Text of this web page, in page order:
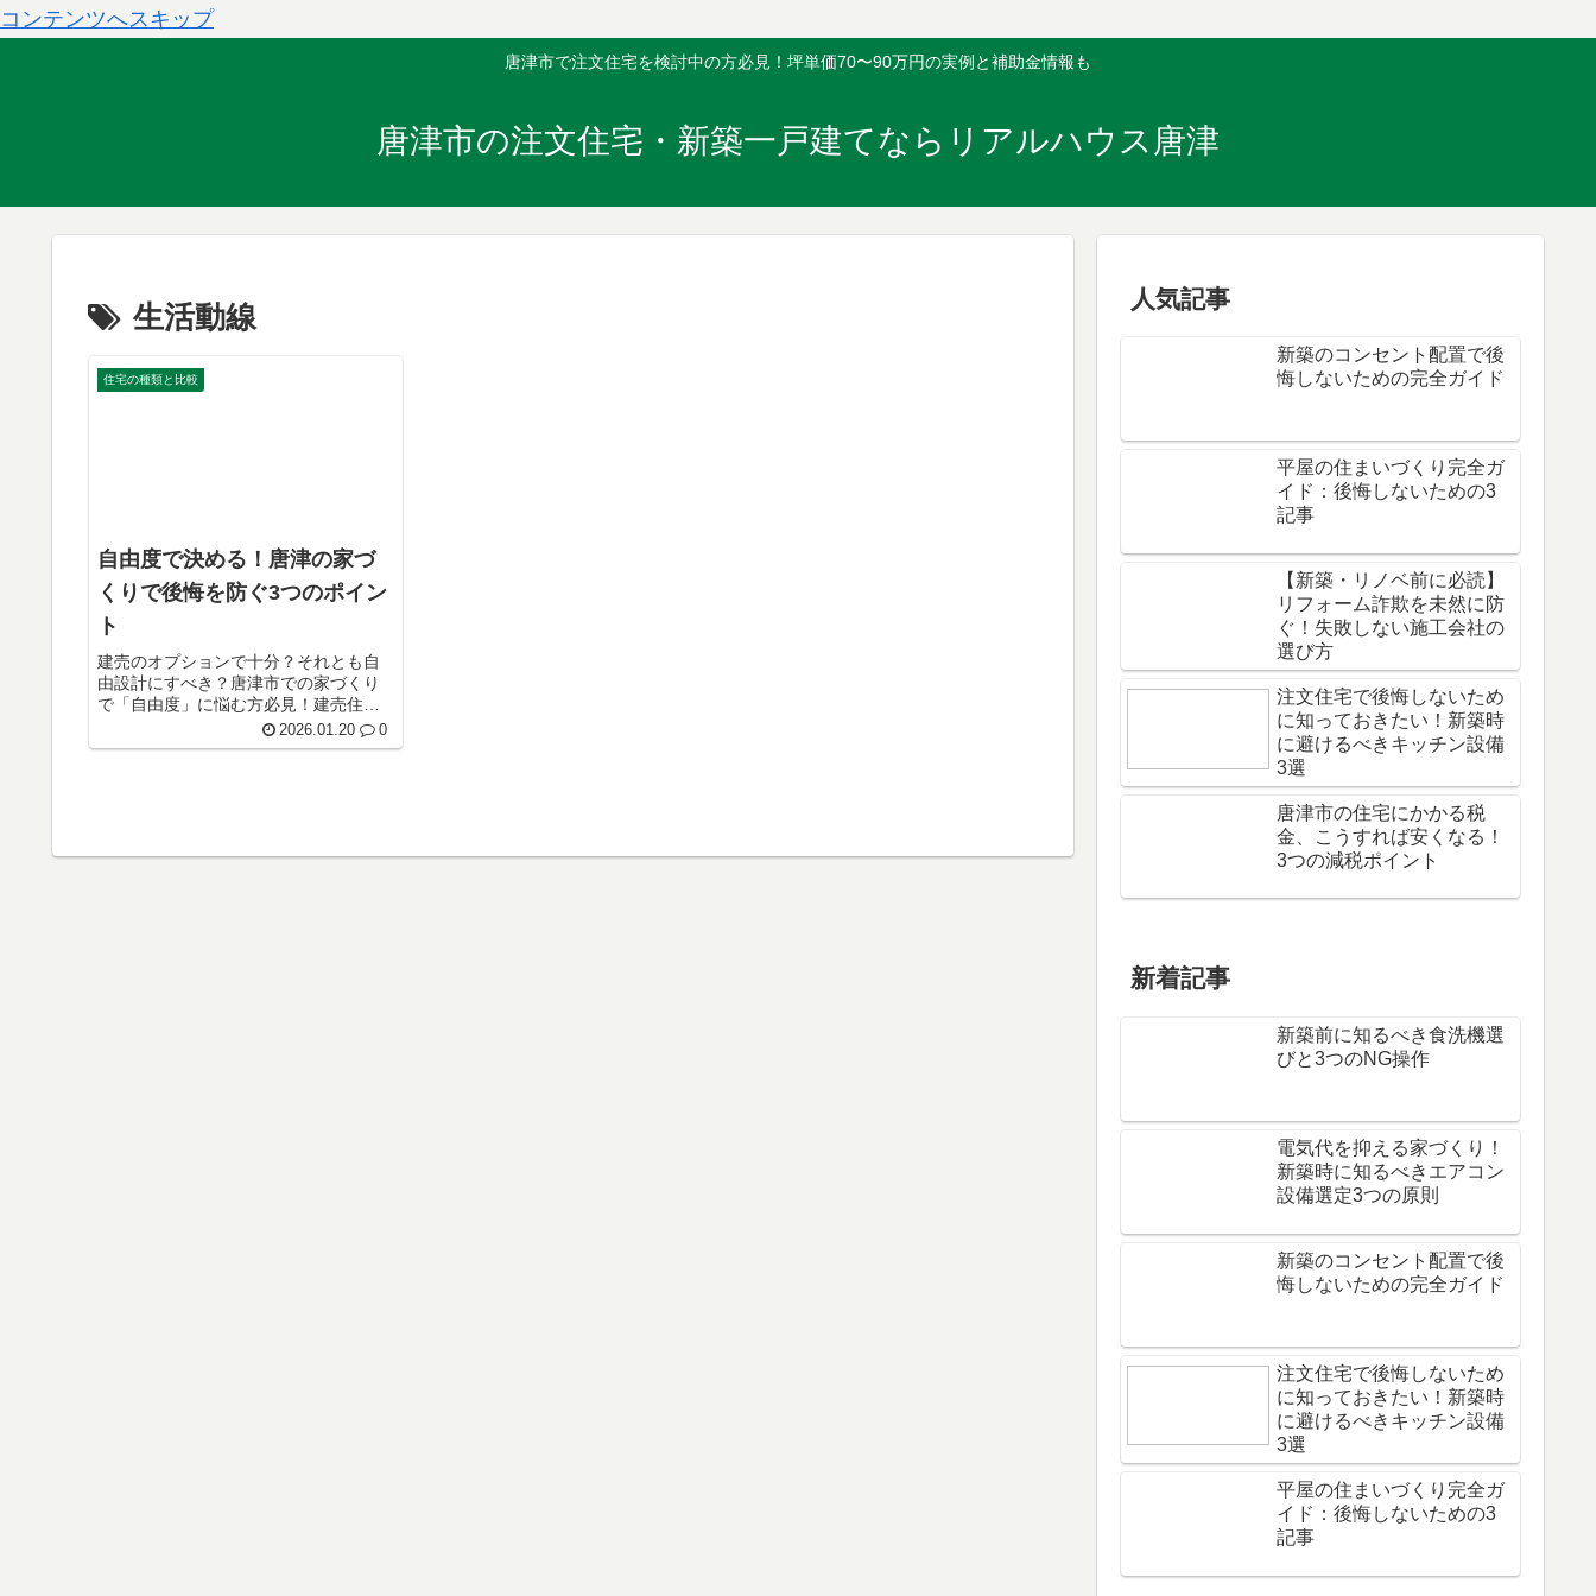
コンテンツへスキップ
唐津市で注文住宅を検討中の方必見！坪単価70〜90万円の実例と補助金情報も
唐津市の注文住宅・新築一戸建てならリアルハウス唐津
生活動線
住宅の種類と比較
自由度で決める！唐津の家づ
くりで後悔を防ぐ3つのポイン
ト
建売のオプションで十分？それとも自
由設計にすべき？唐津市での家づくり
で「自由度」に悩む方必見！建売住宅
のオプションと注文住宅の自由設計、
どちらが自分に合うかを3つの基準で徹
2026.01.20 0
人気記事
新築のコンセント配置で後
悔しないための完全ガイド
平屋の住まいづくり完全ガ
イド：後悔しないための3
記事
【新築・リノベ前に必読】
リフォーム詐欺を未然に防
ぐ！失敗しない施工会社の
選び方
注文住宅で後悔しないため
に知っておきたい！新築時
に避けるべきキッチン設備
3選
唐津市の住宅にかかる税
金、こうすれば安くなる！
3つの減税ポイント
新着記事
新築前に知るべき食洗機選
びと3つのNG操作
電気代を抑える家づくり！
新築時に知るべきエアコン
設備選定3つの原則
新築のコンセント配置で後
悔しないための完全ガイド
注文住宅で後悔しないため
に知っておきたい！新築時
に避けるべきキッチン設備
3選
平屋の住まいづくり完全ガ
イド：後悔しないための3
記事